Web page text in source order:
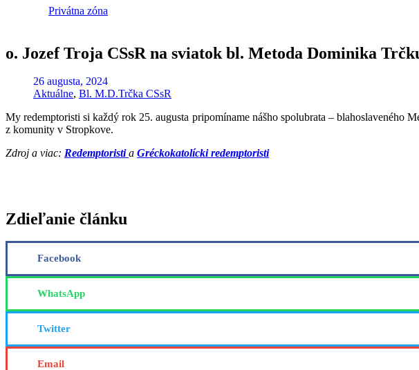
Privátna zóna
o. Jozef Troja CSsR na sviatok bl. Metoda Dominika
26 augusta, 2024
Aktuálne, Bl. M.D.Trčka CSsR
My redemptoristi si každý rok 25. augusta pripomíname nášho spolubrata – blahoslaveného
z komunity v Stropkove.
Zdroj a viac: Redemptoristia Gréckokatolícki redemptoristi
Zdieľanie článku
Facebook
WhatsApp
Twitter
Email